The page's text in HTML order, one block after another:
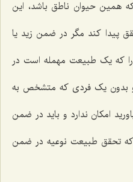
همین حیوان ناطق باشد، این
پیدا کند مگر در ضمن زید یا
که یک طبیعت مهمله است در
و بدون یک فردی که متشخص به
امکان ندارد و باید در ضمن
که تحقق طبیعت نوعیه در ضمن